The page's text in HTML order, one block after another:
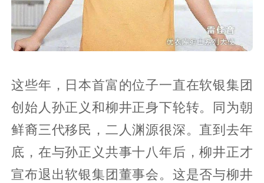
这些年，日本首富的位子一直在软银集团
创始人孙正义和柳井正身下轮转。同为朝
鲜裔三代移民，二人渊源很深。直到去年
底，在与孙正义共事十八年后，柳井正才
宣布退出软银集团董事会。这是否与柳井